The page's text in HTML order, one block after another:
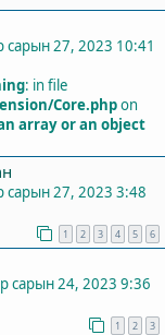
сарын 27, 2023 10:41
: in file
Core.phpon
array or an object
сарын 27, 2023 3:48
1 2 3 4 5 6
сарын 24, 2023 9:36
1 2 3